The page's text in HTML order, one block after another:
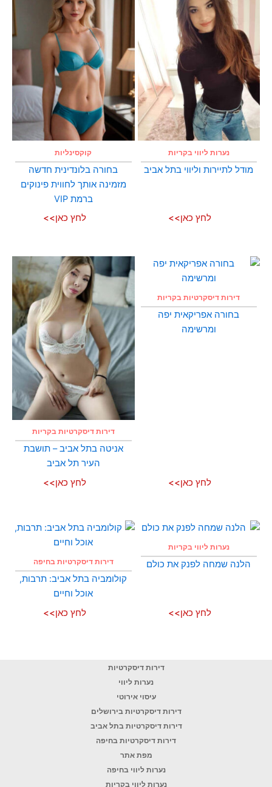
נערות ליווי בקריות
מודל לתיירות וליווי בתל אביב
לחץ כאן>>
קוקסינליות
בחורה בלונדינית חדשה
מזמינה אותך לחווית פינוקים
ברמת VIP
לחץ כאן>>
דירות דיסקרטיות בקריות
בחורה אפריקאית יפה
ומרשימה
לחץ כאן>>
דירות דיסקרטיות בקריות
אניטה בתל אביב – תושבת
העיר תל אביב
לחץ כאן>>
נערות ליווי בקריות
הלנה שמחה לפנק את כולם
לחץ כאן>>
דירות דיסקרטיות בחיפה
קולומביה בתל אביב: תרבות,
אוכל וחיים
לחץ כאן>>
דירות דיסקרטיות
נערות ליווי
עיסוי אירוטי
דירות דיסקרטיות בירושלים
דירות דיסקרטיות בתל אביב
דירות דיסקרטיות בחיפה
מפת אתר
נערות ליווי בחיפה
נערות ליווי בקריות